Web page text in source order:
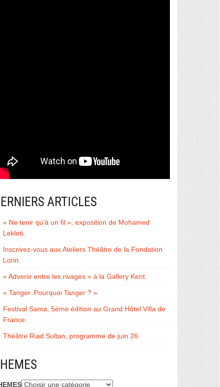
ARTICLES
« Ne tenir qu’à un fil », exposition de Mohamed
Lekleti.
Inscrivez-vous aux Ateliers Théâtre de la Fondation
Lorin.
« Advenir entre les rivages » à la Gallery Kent.
« Tanger. Pourquoi Tanger ? »
Festival Sama, 5éme édition au Grand Hôtel Villa de
France.
Théâtre Riad Sultan, programme de juin 26.